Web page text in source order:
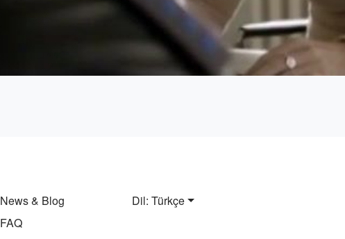
News & Blog
FAQ
Dil: Türkçe